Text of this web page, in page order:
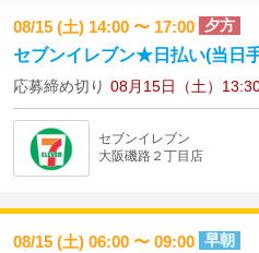
08/15 (土) 14:00 〜 17:00 夕方
セブンイレブン★日払い(当日
応募締め切り 08月15日（土）
セブンイレブン
大阪磯路２丁目店
08/15 (土) 06:00 〜 09:00 早朝